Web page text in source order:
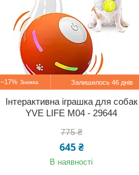
–17% Залишилось 46 днів
Iнтерактивна іграшка для собак
YVE LIFE M04 - 29644
775 ₴
645 ₴
В наявності